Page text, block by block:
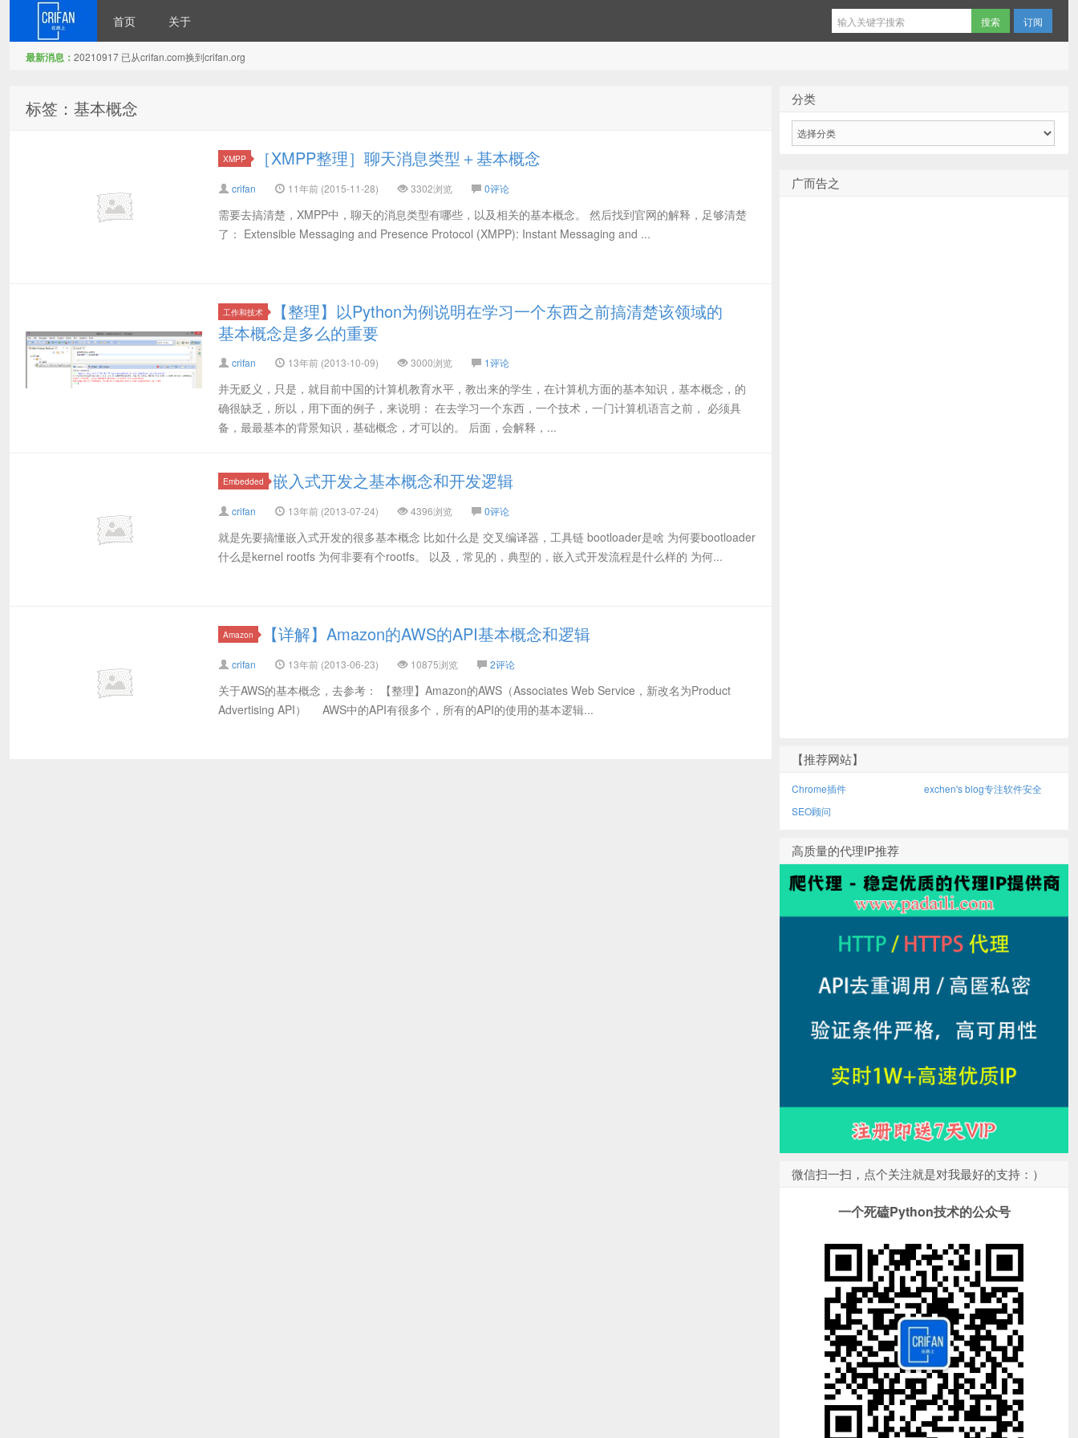
首页 关于 订阅
最新消息： 20210917 已从crifan.com换到crifan.org
标签：基本概念
XMPP ［XMPP整理］聊天消息类型＋基本概念
crifan 11年前 (2015-11-28) 3302浏览 0评论
需要去搞清楚，XMPP中，聊天的消息类型有哪些，以及相关的基本概念。 然后找到官网的解释，足够清楚
了： Extensible Messaging and Presence Protocol (XMPP): Instant Messaging and ...
工作和技术
【整理】以Python为例说明在学习一个东西之前搞清楚该领域的
基本概念是多么的重要
crifan 13年前 (2013-10-09) 3000浏览 1评论
并无贬义，只是，就目前中国的计算机教育水平，教出来的学生，在计算机方面的基本知识，基本概念，的
确很缺乏，所以，用下面的例子，来说明： 在去学习一个东西，一个技术，一门计算机语言之前， 必须具
备，最最基本的背景知识，基础概念，才可以的。 后面，会解释，...
Embedded 嵌入式开发之基本概念和开发逻辑
crifan 13年前 (2013-07-24) 4396浏览 0评论
就是先要搞懂嵌入式开发的很多基本概念 比如什么是 交叉编译器，工具链 bootloader是啥 为何要bootloader
什么是kernel rootfs 为何非要有个rootfs。 以及，常见的，典型的，嵌入式开发流程是什么样的 为何...
Amazon 【详解】Amazon的AWS的API基本概念和逻辑
crifan 13年前 (2013-06-23) 10875浏览 2评论
关于AWS的基本概念，去参考： 【整理】Amazon的AWS（Associates Web Service，新改名为Product
Advertising API） AWS中的API有很多个，所有的API的使用的基本逻辑...
分类
广而告之
【推荐网站】
Chrome插件
exchen's blog专注软件安全
SEO顾问
高质量的代理IP推荐
微信扫一扫，点个关注就是对我最好的支持：）
一个死磕Python技术的公众号